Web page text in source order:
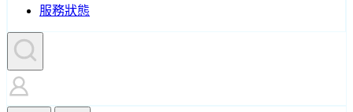
服務狀態